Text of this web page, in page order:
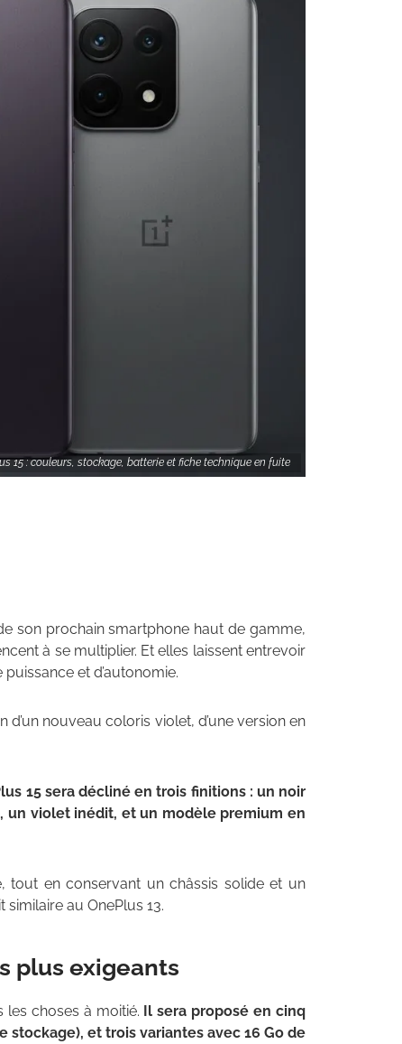
15 : couleurs, stockage, batterie et fiche technique en fuite
son prochain smartphone haut de gamme,
à se multiplier. Et elles laissent entrevoir
et d’autonomie.
nouveau coloris violet, d’une version en
15 sera décliné en trois finitions : un noir
un violet inédit, et un modèle premium en
tout en conservant un châssis solide et un
au OnePlus 13.
plus exigeants
les choses à moitié. Il sera proposé en cinq
stockage), et trois variantes avec 16 Go de